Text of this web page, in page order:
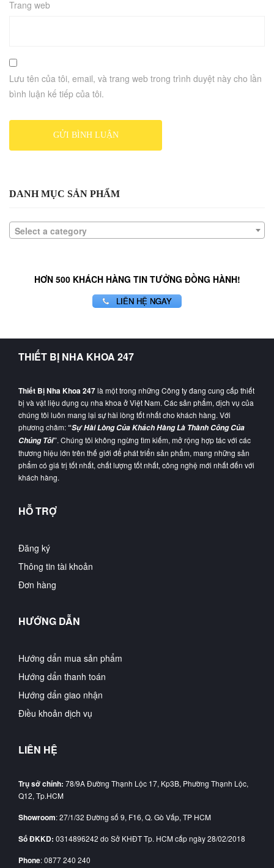
Trang web
Lưu tên của tôi, email, và trang web trong trình duyệt này cho lần
bình luận kế tiếp của tôi.
DANH MỤC SẢN PHẨM
Select a category
HƠN 500 KHÁCH HÀNG TIN TƯỞNG ĐỒNG HÀNH!
LIÊN HỆ NGAY
THIẾT BỊ NHA KHOA 247
Thiết Bị Nha Khoa 247là một trong những Công ty đang cung cấp thiết
bị và vật liệu dụng cụ nha khoa ở Việt Nam. Các sản phẩm, dịch vụ của
chúng tôi luôn mang lại sự hài lòng tốt nhất cho khách hàng. Với
phương châm:“Sự Hài Lòng Của Khách Hàng Là Thành Công Của
Chúng Tôi”. Chúng tôi không ngừng tìm kiếm, mở rộng hợp tác với các
thương hiệu lớn trên thế giới để phát triển sản phẩm, mang những sản
phẩm có giá trị tốt nhất, chất lượng tốt nhất, công nghệ mới nhất đến với
khách hàng.
HỖ TRỢ
Đăng ký
Thông tin tài khoản
Đơn hàng
HƯỚNG DẪN
Hướng dẩn mua sản phẩm
Hướng dẩn thanh toán
Hướng dẩn giao nhận
Điều khoản dịch vụ
LIÊN HỆ
Trụ sở chính: 78/9A Đường Thạnh Lộc 17, Kp3B, Phường Thạnh Lộc,
Q12, Tp.HCM
Showroom: 27/1/32 Đường số 9, F16, Q. Gò Vấp, TP HCM
Số ĐKKD: 0314896242 do Sở KHĐT Tp. HCM cấp ngày 28/02/2018
Phone: 0877 240 240